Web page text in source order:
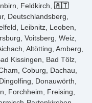
Feldkirch, 🇦🇹
Deutschlandsberg,
Leibnitz, Leoben,
Voitsberg, Weiz,
Altötting, Amberg,
Kissingen, Bad Tölz,
Coburg, Dachau,
Donauwörth,
Forchheim, Freising,